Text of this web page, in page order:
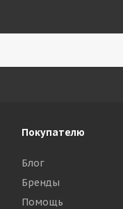
Покупателю
Блог
Бренды
Помощь